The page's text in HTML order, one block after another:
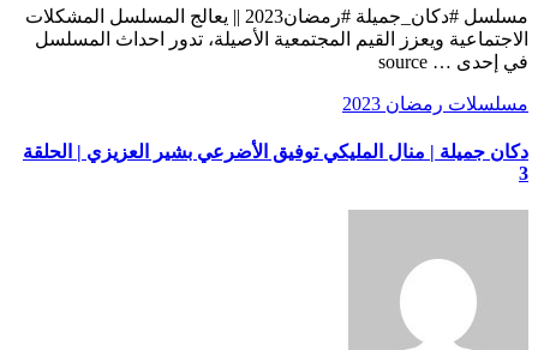
مسلسل #دكان_جميلة #رمضان2023 || يعالج المسلسل المشكلات
الاجتماعية ويعزز القيم المجتمعية الأصيلة، تدور احداث المسلسل
في إحدى … source
مسلسلات رمضان 2023
دكان جميلة | منال المليكي توفيق الأضرعي بشير العزيزي | الحلقة
3